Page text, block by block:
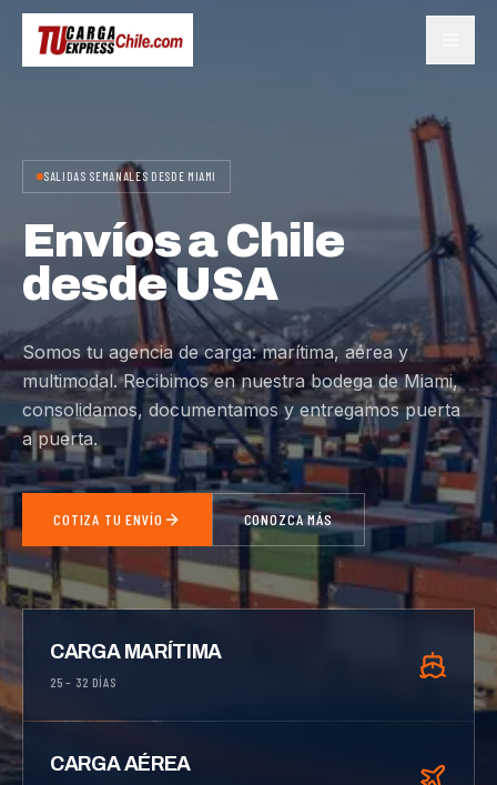
SALIDAS SEMANALES DESDE MIAMI
Envíos a Chile
desde USA
Somos tu agencia de carga: marítima, aérea y
multimodal. Recibimos en nuestra bodega de Miami,
consolidamos, documentamos y entregamos puerta
a puerta.
COTIZA TU ENVÍO CONOZCA MÁS
CARGA MARÍTIMA
25 – 32 DÍAS
CARGA AÉREA